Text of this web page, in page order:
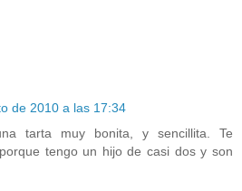
de 2010 a las 17:34
tarta muy bonita, y sencillita. Te
tengo un hijo de casi dos y son